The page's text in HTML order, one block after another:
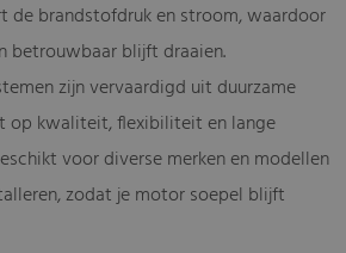
de brandstofdruk en stroom, waardoor
betrouwbaar blijft draaien.
zijn vervaardigd uit duurzame
op kwaliteit, flexibiliteit en lange
voor diverse merken en modellen
zodat je motor soepel blijft